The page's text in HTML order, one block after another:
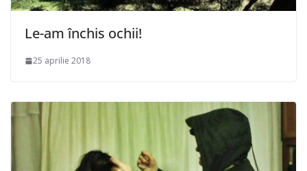
Le-am închis ochii!
25 aprilie 2018